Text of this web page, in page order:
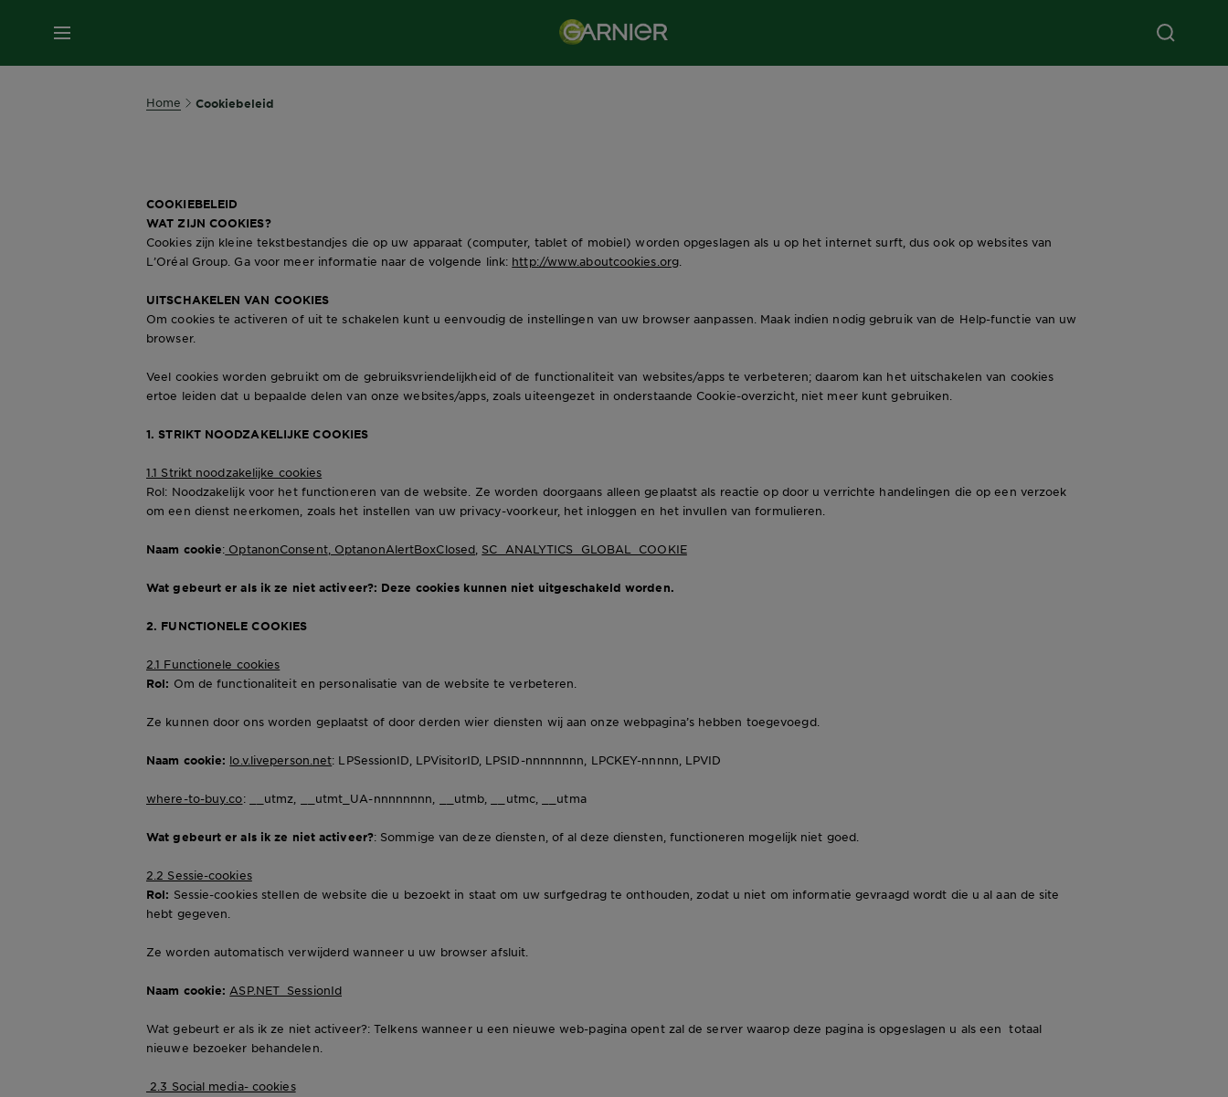
MENU
Home Cookiebeleid
COOKIEBELEID
WAT ZIJN COOKIES?
Cookies zijn kleine tekstbestandjes die op uw apparaat (computer, tablet of mobiel) worden opgeslagen als u op het internet surft, dus ook op websites van
L’Oréal Group. Ga voor meer informatie naar de volgende link: http://www.aboutcookies.org.
UITSCHAKELEN VAN COOKIES
Om cookies te activeren of uit te schakelen kunt u eenvoudig de instellingen van uw browser aanpassen. Maak indien nodig gebruik van de Help-functie van uw
browser.
Veel cookies worden gebruikt om de gebruiksvriendelijkheid of de functionaliteit van websites/apps te verbeteren; daarom kan het uitschakelen van cookies
ertoe leiden dat u bepaalde delen van onze websites/apps, zoals uiteengezet in onderstaande Cookie-overzicht, niet meer kunt gebruiken.
1. STRIKT NOODZAKELIJKE COOKIES
1.1 Strikt noodzakelijke cookies
Rol: Noodzakelijk voor het functioneren van de website. Ze worden doorgaans alleen geplaatst als reactie op door u verrichte handelingen die op een verzoek
om een dienst neerkomen, zoals het instellen van uw privacy-voorkeur, het inloggen en het invullen van formulieren.
Naam cookie: OptanonConsent, OptanonAlertBoxClosed SC_ANALYTICS_GLOBAL_COOKIE
Wat gebeurt er als ik ze niet activeer?: Deze cookies kunnen niet uitgeschakeld worden.
2. FUNCTIONELE COOKIES
2.1 Functionele cookies
Rol: Om de functionaliteit en personalisatie van de website te verbeteren.
Ze kunnen door ons worden geplaatst of door derden wier diensten wij aan onze webpagina’s hebben toegevoegd.
Naam cookie: lo.v.liveperson.net: LPSessionID, LPVisitorID, LPSID-nnnnnnnn, LPCKEY-nnnnn, LPVID
where-to-buy.co: __utmz, __utmt_UA-nnnnnnnn, __utmb, __utmc, __utma
Wat gebeurt er als ik ze niet activeer?: Sommige van deze diensten, of al deze diensten, functioneren mogelijk niet goed.
2.2 Sessie-cookies
Rol: Sessie-cookies stellen de website die u bezoekt in staat om uw surfgedrag te onthouden, zodat u niet om informatie gevraagd wordt die u al aan de site
hebt gegeven.
Ze worden automatisch verwijderd wanneer u uw browser afsluit.
Naam cookie: ASP.NET_SessionId
Wat gebeurt er als ik ze niet activeer?: Telkens wanneer u een nieuwe web-pagina opent zal de server waarop deze pagina is opgeslagen u als een totaal
nieuwe bezoeker behandelen.
2.3 Social media- cookies